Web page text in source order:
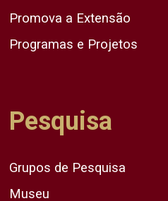
Promova a Extensão
Programas e Projetos
Pesquisa
Grupos de Pesquisa
Museu